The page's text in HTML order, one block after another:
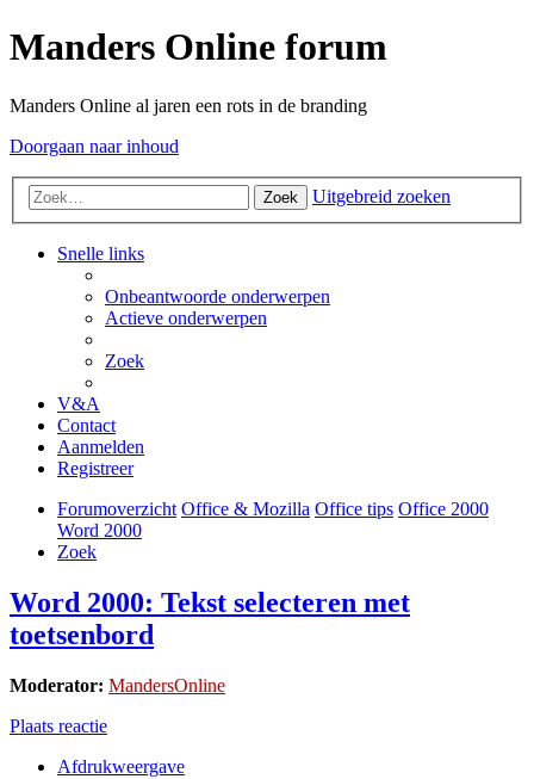
Manders Online forum
Manders Online al jaren een rots in de branding
Doorgaan naar inhoud
Zoek Uitgebreid zoeken
Snelle links
Onbeantwoorde onderwerpen
Actieve onderwerpen
Zoek
V&A
Contact
Aanmelden
Registreer
Forumoverzicht Office & Mozilla Office tips Office 2000
Word 2000
Zoek
Word 2000: Tekst selecteren met
toetsenbord
Moderator: MandersOnline
Plaats reactie
Afdrukweergave